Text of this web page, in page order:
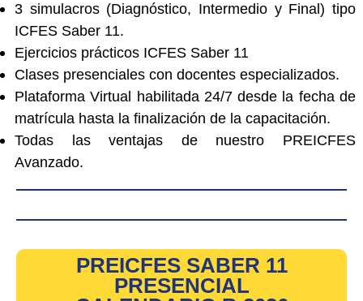
3 simulacros (Diagnóstico, Intermedio y Final) tipo
ICFES Saber 11.
Ejercicios prácticos ICFES Saber 11
Clases presenciales con docentes especializados.
Plataforma Virtual habilitada 24/7 desde la fecha de
matrícula hasta la finalización de la capacitación.
Todas las ventajas de nuestro PREICFES
Avanzado.
PREICFES SABER 11
PRESENCIAL